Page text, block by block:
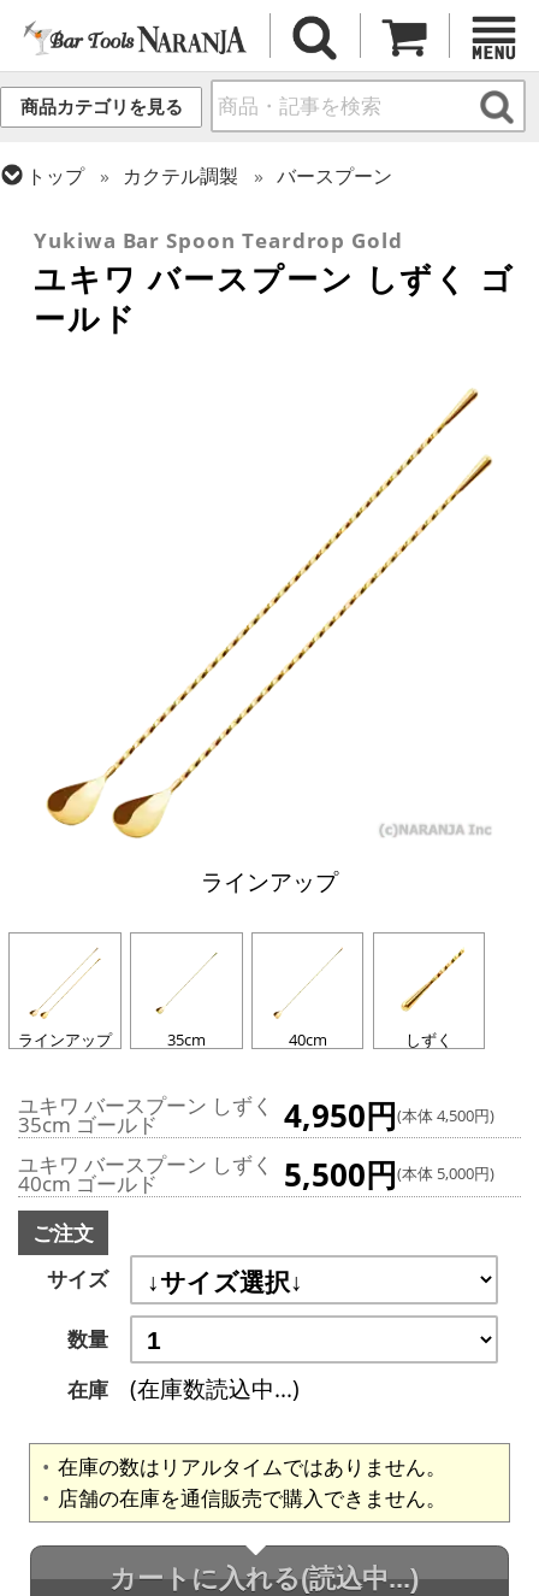
商品カテゴリを見る
トップ カクテル調製
バースプーン
Yukiwa Bar Spoon Teardrop Gold
ユキワ バースプーン しずく ゴ
ールド
ラインアップ
ラインアップ 35cm 40cm しずく
ユキワ バースプーン しずく
35cm ゴールド 4,950円(本体 4,500円)
ユキワ バースプーン しずく
40cm ゴールド 5,500円(本体 5,000円)
ご注文
サイズ
数量
在庫
(在庫数読込中...)
在庫の数はリアルタイムではありません。
店舗の在庫を通信販売で購入できません。
カートに入れる(読込中...)